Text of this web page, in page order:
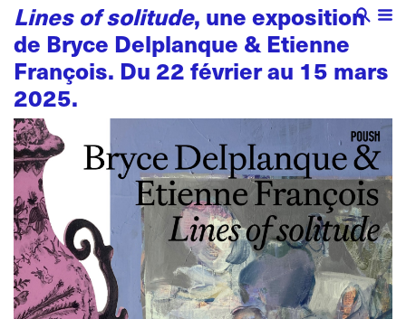
Lines of solitude, une exposition
de Bryce Delplanque & Etienne
François. Du 22 février au 15 mars
2025.